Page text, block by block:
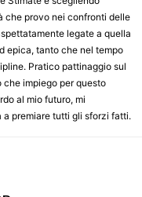
che provo nei confronti delle
legate a quella
epica, tanto che nel tempo
Pratico pattinaggio sul
che impiego per questo
al mio futuro, mi
a premiare tutti gli sforzi fatti.